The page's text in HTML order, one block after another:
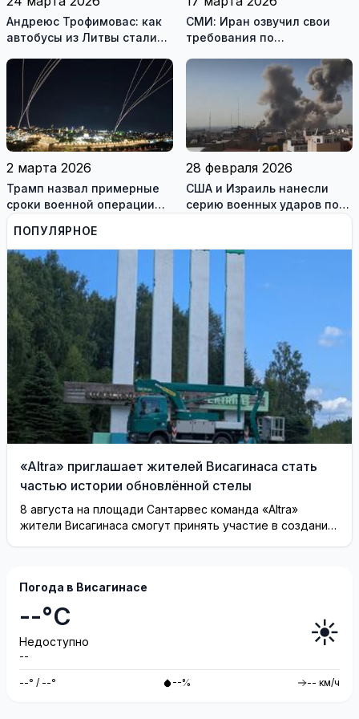
Андреюс Трофимовас: как
автобусы из Литвы стали
охваченного огнём
Мариуполя (фотогалерея)
СМИ: Иран озвучил свои
требования по
2 марта 2026
Трамп назвал примерные
сроки военной операции
против Ирана
28 февраля 2026
США и Израиль нанесли
серию военных ударов по
ПОПУЛЯРНОЕ
«Altra» приглашает жителей Висагинаса стать
частью истории обновлённой стелы
8 августа на площади Сантарвес команда «Altra»
жители Висагинаса смогут принять участие в создании
Погода в Висагинасе
--°C
Недоступно
--
☀️
--° / --° --% -- км/ч